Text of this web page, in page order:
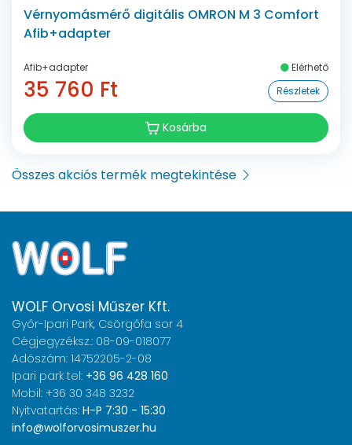
Vérnyomásmérő digitális OMRON M 3 Comfort
Afib+adapter
Afib+adapter Elérhető
35 760 Ft Részletek
Kosárba
Összes akciós termék megtekintése
WOLF Orvosi Műszer Kft.
Győr-Ipari Park, Csörgőfa sor 4
Cégjegyzéksz.: 08-09-018077
Adószám: 14752205-2-08
Ipari park tel: +36 96 428 160
Mobil: +36 30 348 3232
Nyitvatartás: H-P 7:30 - 15:30
info@wolforvosimuszer.hu